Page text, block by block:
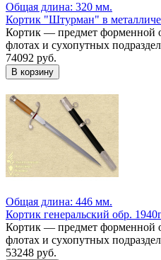
Общая длина: 320 мм.
Кортик "Штурман" в
Кортик — предмет форменной
флотах и сухопутных
74092 руб.
Общая длина: 446 мм.
Кортик генеральский обр.
Кортик — предмет форменной
флотах и сухопутных
53248 руб.